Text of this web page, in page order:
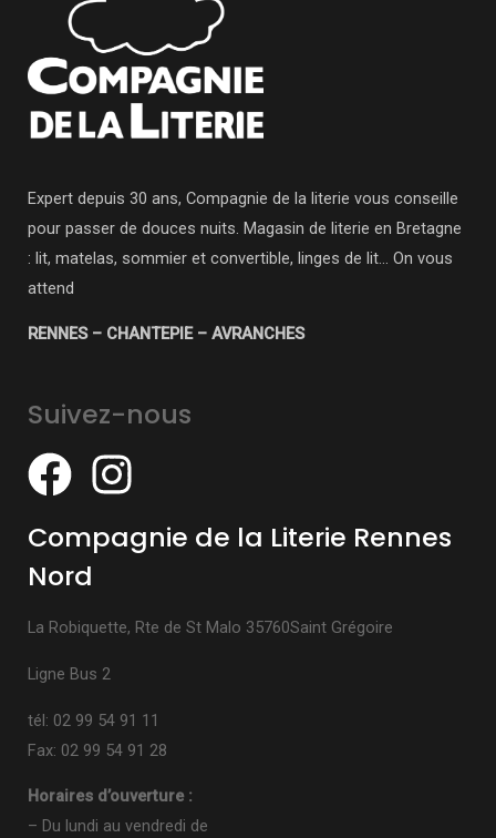
Expert depuis 30 ans, Compagnie de la literie vous conseille
pour passer de douces nuits. Magasin de literie en Bretagne
: lit, matelas, sommier et convertible, linges de lit… On vous
attend
RENNES – CHANTEPIE – AVRANCHES
Suivez-nous
Compagnie de la Literie Rennes
Nord
La Robiquette, Rte de St Malo 35760Saint Grégoire
Ligne Bus 2
tél: 02 99 54 91 11
Fax: 02 99 54 91 28
Horaires d’ouverture :
– Du lundi au vendredi de